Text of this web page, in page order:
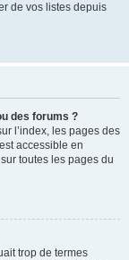
de vos listes depuis
des forums ?
l’index, les pages des
accessible en
toutes les pages du
trop de termes